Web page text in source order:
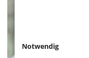
Notwendig